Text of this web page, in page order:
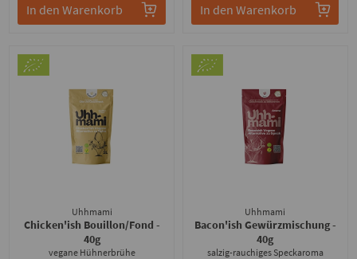
In den Warenkorb In den Warenkorb
Uhhmami
Chicken'ish Bouillon/Fond -
40g
vegane Hühnerbrühe
Uhhmami
Bacon'ish Gewürzmischung-
40g
salzig-rauchiges Speckaroma